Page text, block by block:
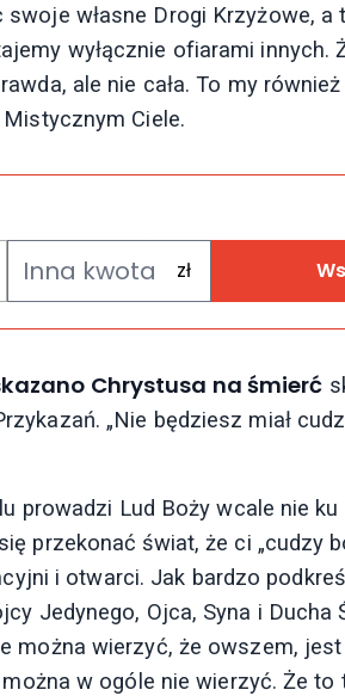
własne Drogi Krzyżowe, a
wyłącznie ofiarami innych.
ale nie cała. To my
Ciele.
Chrystusa na śmierć
„Nie będziesz miał
prowadzi Lud Boży wcale nie
przekonać świat, że ci „cudzy
i otwarci. Jak bardzo
Jedynego, Ojca, Syna i Ducha
można wierzyć, że owszem,
w ogóle nie wierzyć. Że